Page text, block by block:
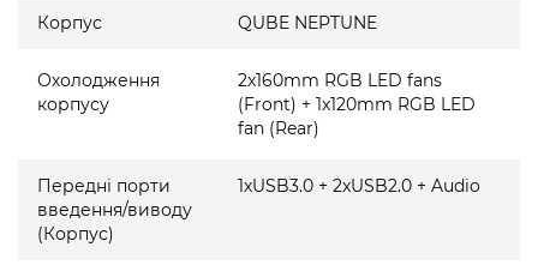
Корпус QUBE NEPTUNE
Охолодження
корпусу
2x160mm RGB LED fans
(Front) + 1x120mm RGB LED
fan (Rear)
Передні порти
введення/виводу
(Корпус)
1xUSB3.0 + 2xUSB2.0 + Audio